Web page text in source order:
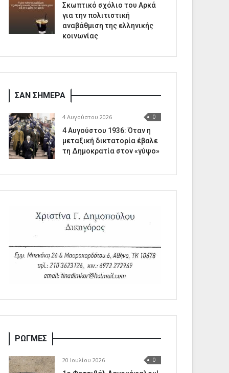
Σκωπτικό σχόλιο του Αρκά
για την πολιτιστική
αναβάθμιση της ελληνικής
κοινωνίας
ΣΑΝ ΣΗΜΕΡΑ
4 Αυγούστου 2026 0
4 Αυγούστου 1936: Όταν η
μεταξική δικτατορία έβαλε
τη Δημοκρατία στον «γύψο»
ΡΩΓΜΕΣ
20 Ιουλίου 2026 0